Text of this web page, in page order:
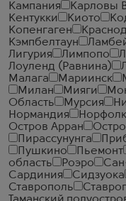
Кампания
Карловы
Кентукки
Киото
Копенгаген
Кэмпбелтаун
Лигурия
Лимпопо
Лоуленд (Равнина)
Малага
Мариинск
Милан
Мияги
Область
Мурсия
Нормандия
Норфолк
Остров Арран
Пирассунунга
Пушкино
Пьемонт
область
Роэро
Сардиния
Сидзуока
Ставрополь